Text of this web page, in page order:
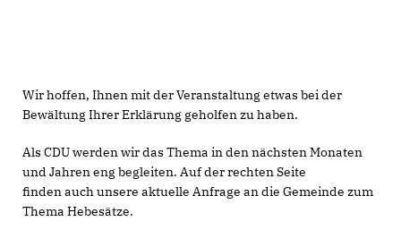
Wir hoffen, Ihnen mit der Veranstaltung etwas bei der
Bewältung Ihrer Erklärung geholfen zu haben.
Als CDU werden wir das Thema in den nächsten Monaten
und Jahren eng begleiten. Auf der rechten Seite
finden auch unsere aktuelle Anfrage an die Gemeinde zum
Thema Hebesätze.